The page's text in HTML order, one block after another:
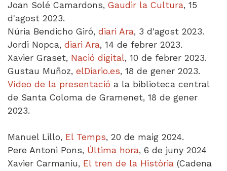
Joan Solé Camardons, Gaudir la Cultura, 15
d'agost 2023.
Núria Bendicho Giró, diari Ara, 3 d'agost 2023.
Jordi Nopca, diari Ara, 14 de febrer 2023.
Xavier Graset, Nació digital, 10 de febrer 2023.
Gustau Muñoz, elDiario.es, 18 de gener 2023.
Vídeo de la presentació a la biblioteca central
de Santa Coloma de Gramenet, 18 de gener
2023.
Manuel Lillo, El Temps, 20 de maig 2024.
Pere Antoni Pons, Última hora, 6 de juny 2024
Xavier Carmaniu, El tren de la Història (Cadena